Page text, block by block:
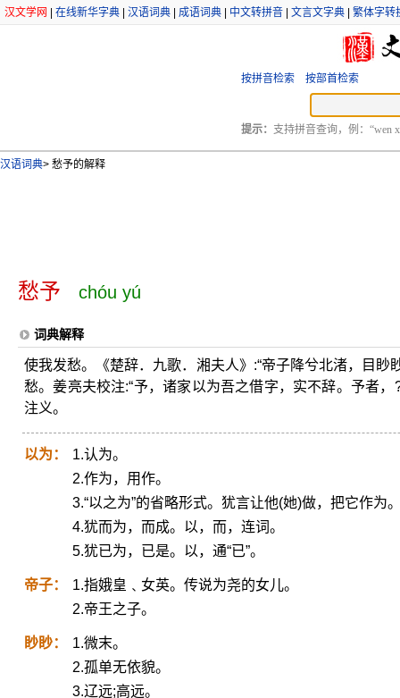
汉文学网 在线新华字典 汉语词典 成语词典 中文转拼音 文言文字典 繁体字转
按拼音检索 按部首检索
提示： 支持拼音查询，例：“wen
汉语词典> 愁予的解释
愁予 chóu yú
词典解释
使我发愁。《楚辞．九歌．湘夫人》:“帝子降兮北渚，目眇
愁。姜亮夫校注:“予，诸家以为吾之借字，实不辞。予者
注义。
以为：
1.认为。
2.作为，用作。
3.“以之为”的省略形式。犹言让他(她)做，把它作为
4.犹而为，而成。以，而，连词。
5.犹已为，已是。以，通“已”。
帝子：
1.指娥皇﹑女英。传说为尧的女儿。
2.帝王之子。
眇眇：
1.微末。
2.孤单无依貌。
3.辽远;高远。